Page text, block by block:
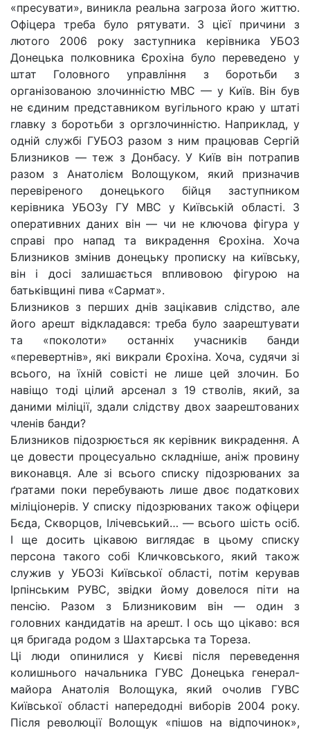
«пресувати», виникла реальна загроза його життю.
Офіцера треба було рятувати. З цієї причини з
лютого 2006 року заступника керівника УБОЗ
Донецька полковника Єрохіна було переведено у
штат Головного управління з боротьби з
організованою злочинністю МВС — у Київ. Він був
не єдиним представником вугільного краю у штаті
главку з боротьби з оргзлочинністю. Наприклад, у
одній службі ГУБОЗ разом з ним працював Сергій
Близников — теж з Донбасу. У Київ він потрапив
разом з Анатолієм Волощуком, який призначив
перевіреного донецького бійця заступником
керівника УБОЗу ГУ МВС у Київській області. З
оперативних даних він — чи не ключова фігура у
справі про напад та викрадення Єрохіна. Хоча
Близников змінив донецьку прописку на київську,
він і досі залишається впливовою фігурою на
батьківщині пива «Сармат».
Близников з перших днів зацікавив слідство, але
його арешт відкладався: треба було заарештувати
та «поколоти» останніх учасників банди
«перевертнів», які викрали Єрохіна. Хоча, судячи зі
всього, на їхній совісті не лише цей злочин. Бо
навіщо тоді цілий арсенал з 19 стволів, який, за
даними міліції, здали слідству двох заарештованих
членів банди?
Близников підозрюється як керівник викрадення. А
це довести процесуально складніше, аніж провину
виконавця. Але зі всього списку підозрюваних за
ґратами поки перебувають лише двоє податкових
міліціонерів. У списку підозрюваних також офіцери
Бєда, Скворцов, Ілічевський… — всього шість осіб.
І ще досить цікавою виглядає в цьому списку
персона такого собі Кличковського, який також
служив у УБОЗі Київської області, потім керував
Ірпінським РУВС, звідки йому довелося піти на
пенсію. Разом з Близниковим він — один з
головних кандидатів на арешт. І ось що цікаво: вся
ця бригада родом з Шахтарська та Тореза.
Ці люди опинилися у Києві після переведення
колишнього начальника ГУВС Донецька генерал-
майора Анатолія Волощука, який очолив ГУВС
Київської області напередодні виборів 2004 року.
Після революції Волощук «пішов на відпочинок»,